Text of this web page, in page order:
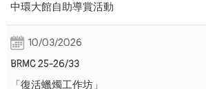
中環大館自助導賞活動
10/03/2026
BRMC 25-26/33
「復活蠟燭工作坊」